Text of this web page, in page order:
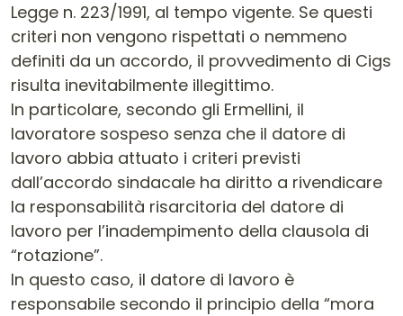
Legge n. 223/1991, al tempo vigente. Se questi
criteri non vengono rispettati o nemmeno
definiti da un accordo, il provvedimento di Cigs
risulta inevitabilmente illegittimo.
In particolare, secondo gli Ermellini, il
lavoratore sospeso senza che il datore di
lavoro abbia attuato i criteri previsti
dall’accordo sindacale ha diritto a rivendicare
la responsabilità risarcitoria del datore di
lavoro per l’inadempimento della clausola di
“rotazione”.
In questo caso, il datore di lavoro è
responsabile secondo il principio della “mora